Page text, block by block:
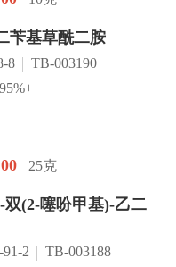
苄基草酰二胺
8
TB-003190
25克
双(2-噻吩甲基)-乙二
91-2
TB-003188